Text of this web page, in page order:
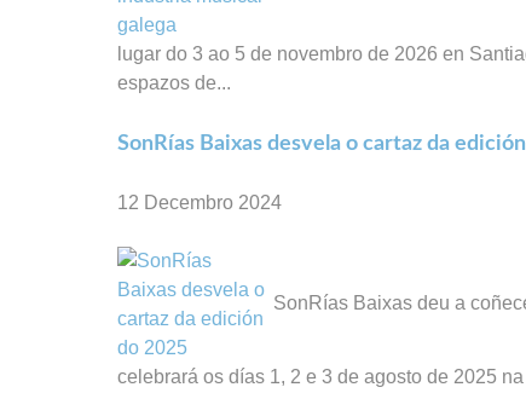
lugar do 3 ao 5 de novembro de 2026 en
espazos de...
SonRías Baixas desvela o cartaz da
12 Decembro 2024
SonRías Baixas deu a
celebrará os días 1, 2 e 3 de agosto de 2025